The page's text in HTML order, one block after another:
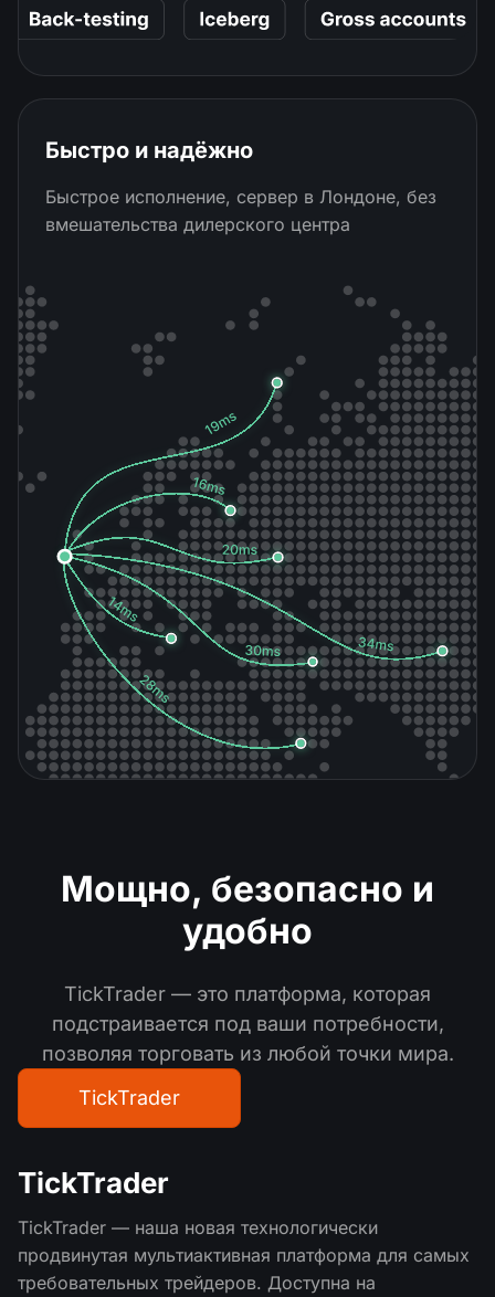
Быстро и надёжно
Быстрое исполнение, сервер в Лондоне, без
вмешательства дилерского центра
Мощно, безопасно и
удобно
TickTrader — это платформа, которая
подстраивается под ваши потребности,
позволяя торговать из любой точки мира.
TickTrader
TickTrader
TickTrader — наша новая технологически
продвинутая мультиактивная платформа для самых
требовательных трейдеров. Доступна на